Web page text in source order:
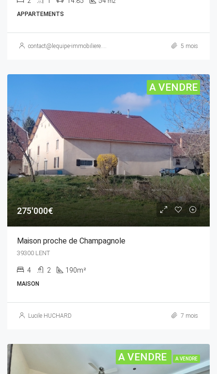
APPARTEMENTS
contact@lequipe-immobiliere.com 5 mois
A VENDRE
275'000€
Maison proche de Champagnole
39300 LENT
4 2 190m²
MAISON
Lucile HUCHARD 7 mois
A VENDRE A VENDRE